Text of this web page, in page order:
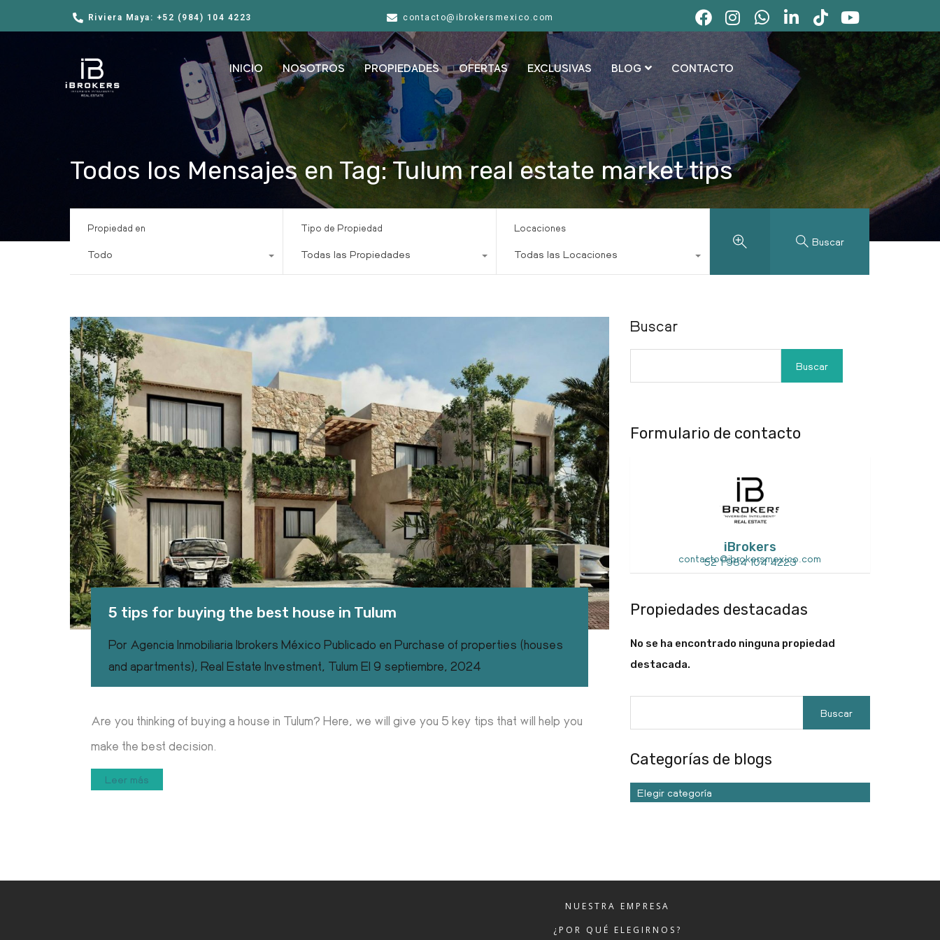
Riviera Maya: +52 (984) 104 4223 contacto@ibrokersmexico.com
INICIO NOSOTROS PROPIEDADES OFERTAS EXCLUSIVAS BLOG CONTACTO
Todos los Mensajes en Tag: Tulum real estate market tips
Propiedad en
Todo
Tipo de Propiedad
Todas las Propiedades
Locaciones
Todas las Locaciones
Buscar
5 tips for buying the best house in Tulum
Por Agencia Inmobiliaria Ibrokers México Publicado en Purchase of properties (houses
and apartments), Real Estate Investment, Tulum El 9 septiembre, 2024
Are you thinking of buying a house in Tulum? Here, we will give you 5 key tips that will help you
make the best decision.
Leer más
Buscar
Buscar
Formulario de contacto
iBrokers
contacto@ibrokersmexico.com
52 1 984 104 4223
Propiedades destacadas
No se ha encontrado ninguna propiedad
destacada.
Categorías de blogs
Elegir categoría
NUESTRA EMPRESA
¿POR QUÉ ELEGIRNOS?